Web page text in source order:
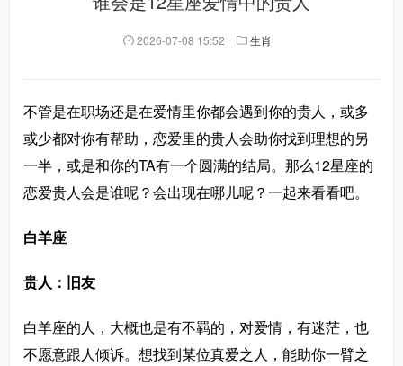
2026-07-08 15:52 生肖
不管是在职场还是在爱情里你都会遇到你的贵人，或多
或少都对你有帮助，恋爱里的贵人会助你找到理想的另
一半，或是和你的TA有一个圆满的结局。那么12星座的
恋爱贵人会是谁呢？会出现在哪儿呢？一起来看看吧。
白羊座
贵人：旧友
白羊座的人，大概也是有不羁的，对爱情，有迷茫，也
不愿意跟人倾诉。想找到某位真爱之人，能助你一臂之